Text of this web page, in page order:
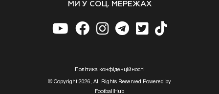
МИ У СОЦ. МЕРЕЖАХ
Полiтика конфiденцiйностi
© Copyright 2026, All Rights Reserved Powered by
FootballHub